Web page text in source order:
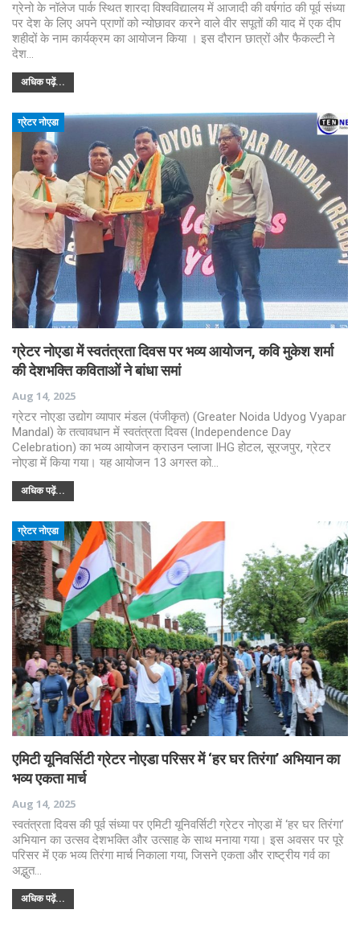
ग्रेनो के नॉलेज पार्क स्थित शारदा विश्वविद्यालय में आजादी की वर्षगांठ की पूर्व संध्या
पर देश के लिए अपने प्राणों को न्योछावर करने वाले वीर सपूतों की याद में एक दीप
शहीदों के नाम कार्यक्रम का आयोजन किया । इस दौरान छात्रों और फैकल्टी ने
देश…
अधिक पढ़ें...
ग्रेटर नोएडा
ग्रेटर नोएडा में स्वतंत्रता दिवस पर भव्य आयोजन, कवि मुकेश शर्मा
की देशभक्ति कविताओं ने बांधा समां
Aug 14, 2025
ग्रेटर नोएडा उद्योग व्यापार मंडल (पंजीकृत) (Greater Noida Udyog Vyapar
Mandal) के तत्वावधान में स्वतंत्रता दिवस (Independence Day
Celebration) का भव्य आयोजन क्राउन प्लाजा IHG होटल, सूरजपुर, ग्रेटर
नोएडा में किया गया। यह आयोजन 13 अगस्त को…
अधिक पढ़ें...
ग्रेटर नोएडा
एमिटी यूनिवर्सिटी ग्रेटर नोएडा परिसर में ‘हर घर तिरंगा’ अभियान का
भव्य एकता मार्च
Aug 14, 2025
स्वतंत्रता दिवस की पूर्व संध्या पर एमिटी यूनिवर्सिटी ग्रेटर नोएडा में ‘हर घर तिरंगा’
अभियान का उत्सव देशभक्ति और उत्साह के साथ मनाया गया। इस अवसर पर पूरे
परिसर में एक भव्य तिरंगा मार्च निकाला गया, जिसने एकता और राष्ट्रीय गर्व का
अद्भुत…
अधिक पढ़ें...